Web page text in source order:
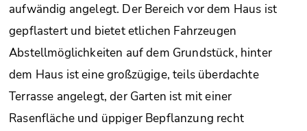
aufwändig angelegt. Der Bereich vor dem Haus ist
gepflastert und bietet etlichen Fahrzeugen
Abstellmöglichkeiten auf dem Grundstück, hinter
dem Haus ist eine großzügige, teils überdachte
Terrasse angelegt, der Garten ist mit einer
Rasenfläche und üppiger Bepflanzung recht